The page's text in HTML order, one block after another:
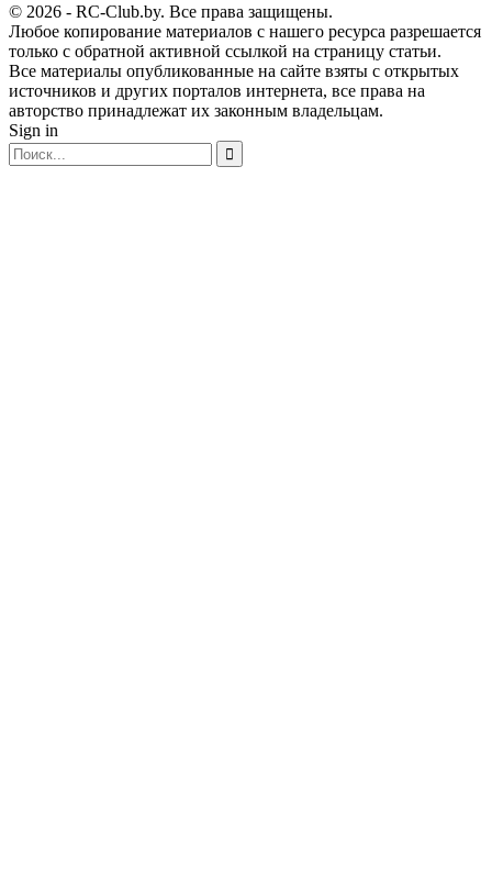
© 2026 - RC-Club.by. Все права защищены.
Любое копирование материалов с нашего ресурса разрешается
только с обратной активной ссылкой на страницу статьи.
Все материалы опубликованные на сайте взяты с открытых
источников и других порталов интернета, все права на
авторство принадлежат их законным владельцам.
Sign in